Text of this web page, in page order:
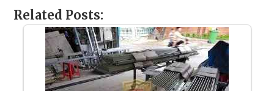
Related Posts: